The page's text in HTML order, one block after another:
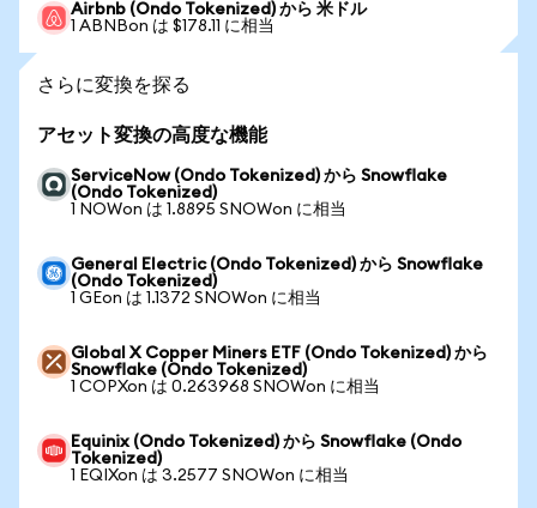
Airbnb (Ondo Tokenized) から 米ドル
1 ABNBon は $178.11 に相当
さらに変換を探る
アセット変換の高度な機能
ServiceNow (Ondo Tokenized) から Snowflake
(Ondo Tokenized)
1 NOWon は 1.8895 SNOWon に相当
General Electric (Ondo Tokenized) から Snowflake
(Ondo Tokenized)
1 GEon は 1.1372 SNOWon に相当
Global X Copper Miners ETF (Ondo Tokenized) から
Snowflake (Ondo Tokenized)
1 COPXon は 0.263968 SNOWon に相当
Equinix (Ondo Tokenized) から Snowflake (Ondo
Tokenized)
1 EQIXon は 3.2577 SNOWon に相当